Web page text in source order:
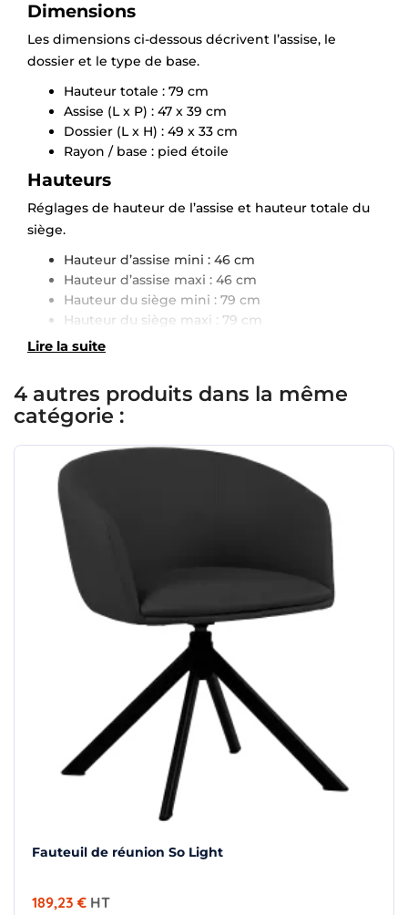
Dimensions
Les dimensions ci-dessous décrivent l’assise, le
dossier et le type de base.
Hauteur totale : 79 cm
Assise (L x P) : 47 x 39 cm
Dossier (L x H) : 49 x 33 cm
Rayon / base : pied étoile
Hauteurs
Réglages de hauteur de l’assise et hauteur totale du
siège.
Hauteur d’assise mini : 46 cm
Hauteur d’assise maxi : 46 cm
Hauteur du siège mini : 79 cm
Hauteur du siège maxi : 79 cm
Lire la suite
4 autres produits dans la même
catégorie :
Fauteuil de réunion So Light
189,23 € HT